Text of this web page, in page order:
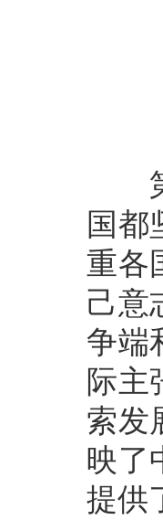
第
国都
重各
己意
争端
际主
索发
映了
提供